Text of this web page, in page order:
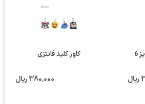
6 کاور کلید فانتزی
380٬000 ریال